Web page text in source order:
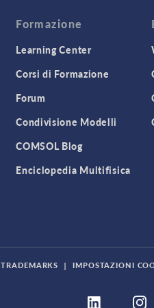
Formazione
Learning Center
Corsi di Formazione
Forum
Condivisione Modelli
COMSOL Blog
Enciclopedia Multifisica
TRADEMARKS | IMPOSTAZIONI